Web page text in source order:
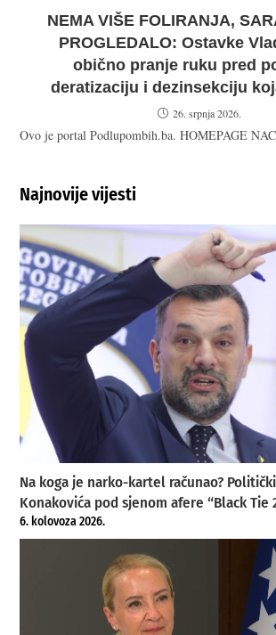
NEMA VIŠE FOLIRANJA,
PROGLEDALO: Ostavke
obično pranje ruku pred
deratizaciju i dezinsekciju
26. srpnja 2026.
Ovo je portal Podlupombih.ba. HOMEPAGE
Najnovije vijesti
Na koga je narko-kartel računao?
Konakovića pod sjenom afere “Black Tie
6. kolovoza 2026.